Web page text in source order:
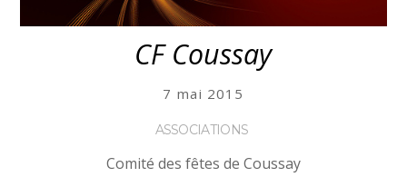
CF Coussay
7 mai 2015
ASSOCIATIONS
Comité des fêtes de Coussay